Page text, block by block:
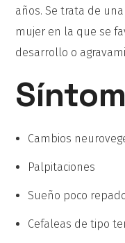
años. Se trata de
mujer en la que se
desarrollo o
Cambios
Palpitaciones
Sueño poco
Cefaleas de tipo